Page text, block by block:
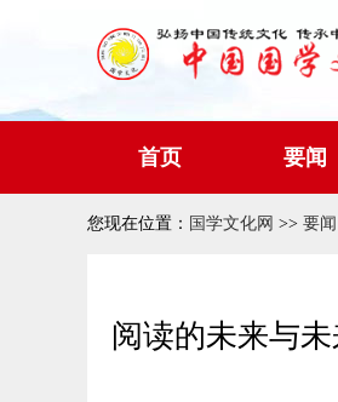
首页 要闻
您现在位置： 国学文化网 >> 要闻
阅读的未来与